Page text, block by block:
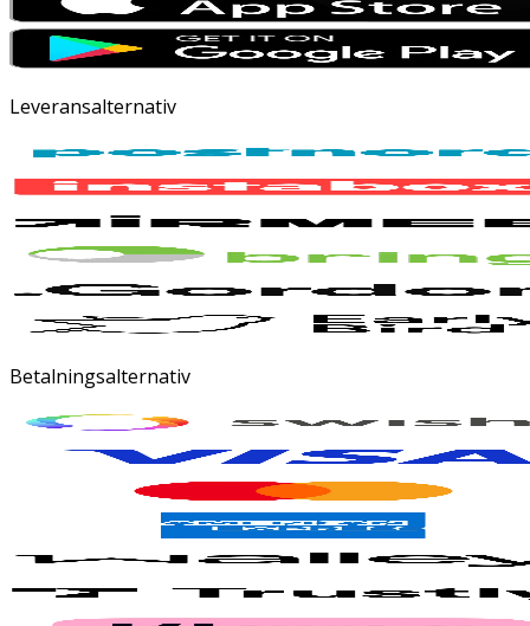
Leveransalternativ
Betalningsalternativ